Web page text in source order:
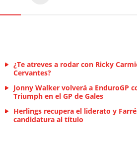
¿Te atreves a rodar con Ricky
Cervantes?
Jonny Walker volverá a EnduroGP
Triumph en el GP de Gales
Herlings recupera el liderato y
candidatura al título